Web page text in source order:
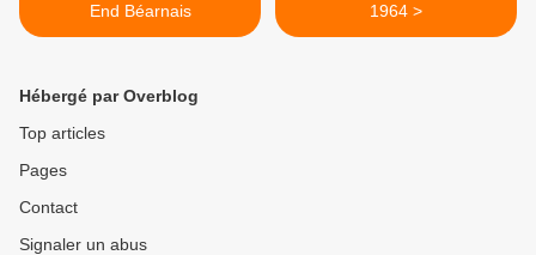
End Béarnais
1964 >
Hébergé par Overblog
Top articles
Pages
Contact
Signaler un abus